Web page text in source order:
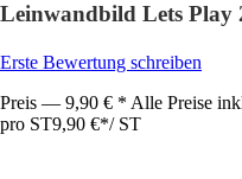
Leinwandbild Lets Play
Erste Bewertung schreiben
Preis — 9,90 € * Alle Preise
pro ST9,90 €*/ ST